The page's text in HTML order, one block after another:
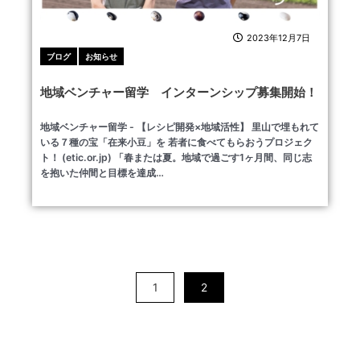
2023年12月7日
ブログ お知らせ
地域ベンチャー留学 インターンシップ募集開始！
地域ベンチャー留学 - 【レシピ開発×地域活性】 里山で埋もれて
いる７種の宝「在来小豆」を 若者に食べてもらおうプロジェク
ト！ (etic.or.jp) 「春または夏。地域で過ごす1ヶ月間、同じ志
を抱いた仲間と目標を達成…
1 2